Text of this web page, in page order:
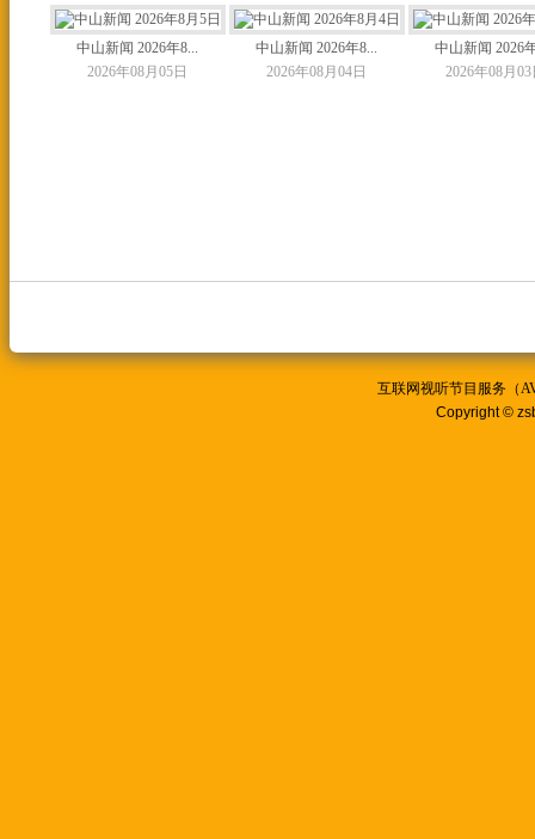
中山新闻 2026年8...
2026年08月05日
中山新闻 2026年8...
2026年08月04日
中山新闻 2026
2026年08月03
互联网视听节目服务（
Copyright ©